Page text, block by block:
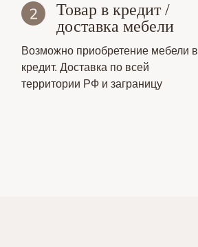
Товар в кредит /
доставка мебели
Возможно приобретение мебели в
кредит. Доставка по всей
территории РФ и заграницу